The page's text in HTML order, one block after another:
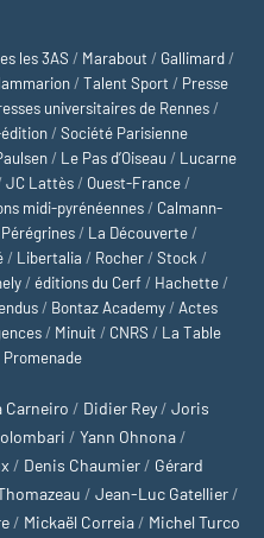
les 3AS / Marabout / Gallimard /
/Talent Sport / Presse
universitaires de Rennes /
/Société Parisienne
/ Le Pas d’Oiseau / Lucarne
JC Lattès / Ouest-France /
midi-pyrénéennes / Calmann-
/ La Découverte /
/ Libertalia / Rocher /Stock /
/éditions du Cerf / Hachette /
/ Bontaz Academy / Actes
/ Minuit / CNRS / La Table
Promenade
Carneiro / Didier Rey / Joris
/ Yann Ohnona /
/ Denis Chaumier / Gérard
/ Jean-Luc Gatellier /
/ Mickaël Correia / Michel Turco